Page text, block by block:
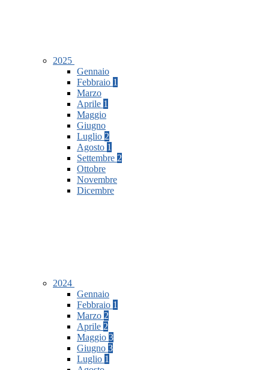
2025
Gennaio
Febbraio 1
Marzo
Aprile 1
Maggio
Giugno
Luglio 2
Agosto 1
Settembre 2
Ottobre
Novembre
Dicembre
2024
Gennaio
Febbraio 1
Marzo 2
Aprile 2
Maggio 3
Giugno 3
Luglio 1